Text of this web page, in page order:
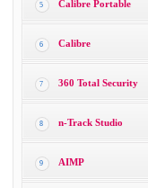
5 Calibre Portable
6 Calibre
7 360 Total Security
8 n-Track Studio
9 AIMP